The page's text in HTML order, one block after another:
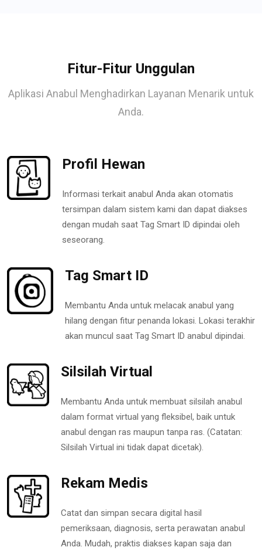
Fitur-Fitur Unggulan
Aplikasi Anabul Menghadirkan Layanan Menarik untuk
Anda.
Profil Hewan
Informasi terkait anabul Anda akan otomatis
tersimpan dalam sistem kami dan dapat diakses
dengan mudah saat Tag Smart ID dipindai oleh
seseorang.
Tag Smart ID
Membantu Anda untuk melacak anabul yang
hilang dengan fitur penanda lokasi. Lokasi terakhir
akan muncul saat Tag Smart ID anabul dipindai.
Silsilah Virtual
Membantu Anda untuk membuat silsilah anabul
dalam format virtual yang fleksibel, baik untuk
anabul dengan ras maupun tanpa ras. (Catatan:
Silsilah Virtual ini tidak dapat dicetak).
Rekam Medis
Catat dan simpan secara digital hasil
pemeriksaan, diagnosis, serta perawatan anabul
Anda. Mudah, praktis diakses kapan saja dan